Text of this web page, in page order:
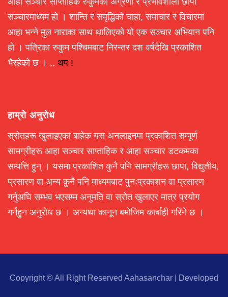
सञ्चारमाध्यम हो । शान्ति र समृद्धिको चाहा, समाचार र विचारमा
आहा भन्ने मुल नाराका साथ थालिएको यो एक सञ्चार अभियान पनि
हो । पत्रिका रुकुम पश्चिमबाट निरन्तर दश वर्षदेखि प्रकाशित
भैरहेको छ । .. थप !
हाम्रो अनुरोध
स्रोतहरू खुलाइएका बाहेक यस अनलाइनमा प्रकाशित सम्पूर्ण
सामग्रीहरू आहा सञ्चार साप्ताहिक र आहा सञ्चार डटकमका
सम्पत्ति हुन् । यसमा प्रकाशित कुनै पनि सामग्रीहरू छापा, विद्युतीय,
प्रसारण वा अन्य कुनै पनि माध्यमबाट पुनःप्रकाशन वा प्रसारण
गर्नुअघि सम्भव भएसम्म अनुमति वा स्रोत खुलाएर मात्र प्रयोग
गर्नहुन अनुरोध छ । अन्यथा कानून बमोजिम कार्बाही गरिने छ ।
Copyright © All Right Reserved Aahasanchar Developed